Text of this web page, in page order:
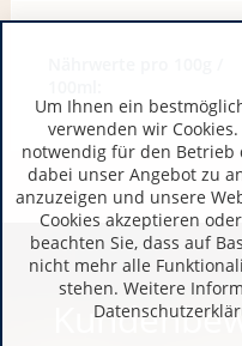
Um Ihnen ein
verwenden wir
notwendig für den Betrieb
dabei unser Angebot zu
anzuzeigen und unsere
Cookies akzeptieren
beachten Sie, dass auf
nicht mehr alle
stehen. Weitere